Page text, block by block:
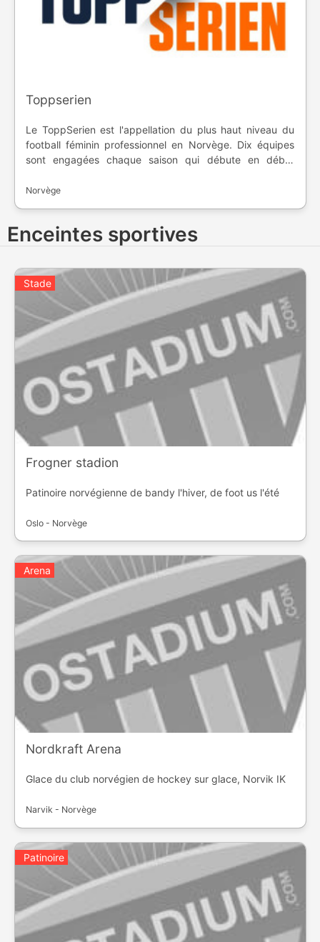
Toppserien
Le ToppSerien est l'appellation du plus haut niveau du
football féminin professionnel en Norvège. Dix équipes
sont engagées chaque saison qui débute en début
championnat a été créé en 1984.
Norvège
Enceintes sportives
Stade
Frogner stadion
Patinoire norvégienne de bandy l'hiver, de foot us l'été
Oslo - Norvège
Arena
Nordkraft Arena
Glace du club norvégien de hockey sur glace, Norvik IK
Narvik - Norvège
Patinoire